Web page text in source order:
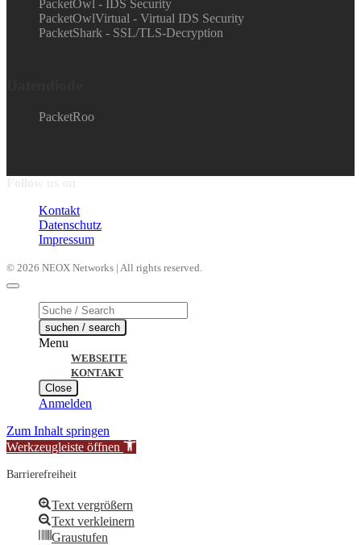
PacketOwl - IDS Security
PacketOwlVirtual - Virtual IDS Security
PacketShark - SSL/TLS-Decryption
PacketRoo
Kontakt
Datenschutz
Impressum
© 2026 NEOX Networks | All rights reserved.
Products
search
suchen / search
Menu
WEBSEITE
KONTAKT
Close
Anmelden
Zum Inhalt springen
Werkzeugleiste öffnen
Barrierefreiheit
Text vergrößern
Text verkleinern
Graustufen